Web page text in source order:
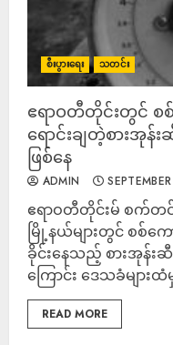
စီးပွားရေး သတင်း
ဧရာဝတီတိုင်းတွင် စ
ရောင်းချတဲ့စားအုန်
ဖြစ်နေ
ADMIN
ဧရာဝတီတိုင်းမ် စက်တ
မြို့နယ်များတွင် စစ်ကေ
ခိုင်းနေသည့် စားအုန်းဆီ
ကြောင်း ဒေသခံမျာ
READ MORE